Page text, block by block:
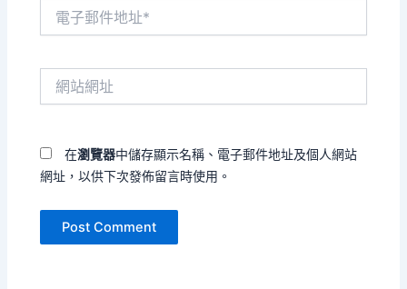
在瀏覽器中儲存顯示名稱、電子郵件地址及個人網站
網址，以供下次發佈留言時使用。